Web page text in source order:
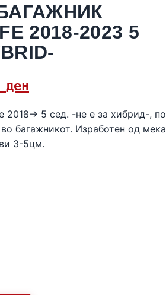
2018-2023 5
ден
2018-> 5 сед. -не е за хибрид-, по
багажникот. Изработен од мека
3-5цм.